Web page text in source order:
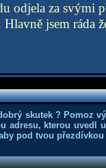
odjela za svými
jsem ráda
skutek ? Pomoz
adresu, kterou uvedl
pod tvou